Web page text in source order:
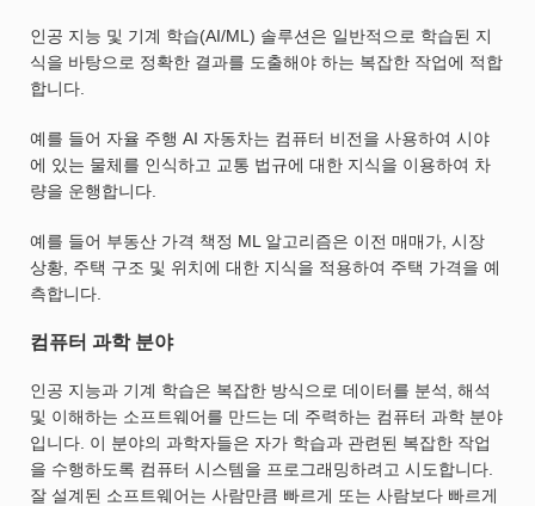
인공 지능 및 기계 학습(AI/ML) 솔루션은 일반적으로 학습된 지
식을 바탕으로 정확한 결과를 도출해야 하는 복잡한 작업에 적합
합니다.
예를 들어 자율 주행 AI 자동차는 컴퓨터 비전을 사용하여 시야
에 있는 물체를 인식하고 교통 법규에 대한 지식을 이용하여 차
량을 운행합니다.
예를 들어 부동산 가격 책정 ML 알고리즘은 이전 매매가, 시장
상황, 주택 구조 및 위치에 대한 지식을 적용하여 주택 가격을 예
측합니다.
컴퓨터 과학 분야
인공 지능과 기계 학습은 복잡한 방식으로 데이터를 분석, 해석
및 이해하는 소프트웨어를 만드는 데 주력하는 컴퓨터 과학 분야
입니다. 이 분야의 과학자들은 자가 학습과 관련된 복잡한 작업
을 수행하도록 컴퓨터 시스템을 프로그래밍하려고 시도합니다.
잘 설계된 소프트웨어는 사람만큼 빠르게 또는 사람보다 빠르게